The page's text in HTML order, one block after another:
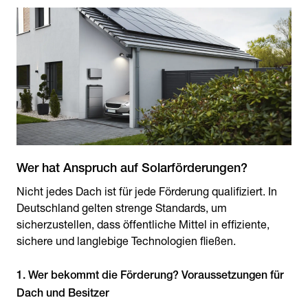
Wer hat Anspruch auf Solarförderungen?
Nicht jedes Dach ist für jede Förderung qualifiziert. In
Deutschland gelten strenge Standards, um
sicherzustellen, dass öffentliche Mittel in effiziente,
sichere und langlebige Technologien fließen.
1. Wer bekommt die Förderung? Voraussetzungen für
Dach und Besitzer